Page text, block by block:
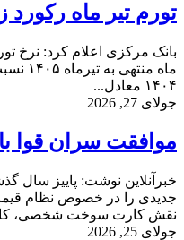
تورم تیر ماه رکورد زد؛ ۸۳.۹
بانک مرکزی اعلام کرد: نرخ
ماه
۱۴۰۴ معادل...
جولای 27, 2026
موافقت سران قوا
خبرآنلاین نوشت: پاییز سال
جدیدی را در خصوص نظام
نقش کارت سوخت شخصی،
جولای 25, 2026